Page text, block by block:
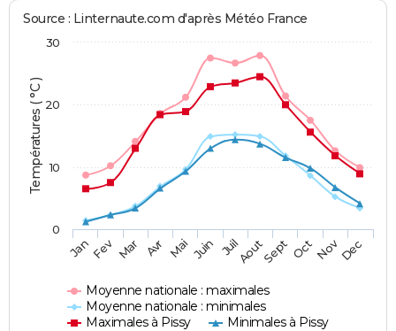
Températures ( °C )
Source : Linternaute.com d'après Météo France
Moyenne nationale : maximales
Moyenne nationale : minimales
Maximales à Pissy
Minimales à Pissy
JanFev Mar Avr Mai Juin JuilAoutSept OctNovDec
0
10
20
30